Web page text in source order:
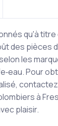
qu'à
des pièces
les
Pour
à
plaisir.